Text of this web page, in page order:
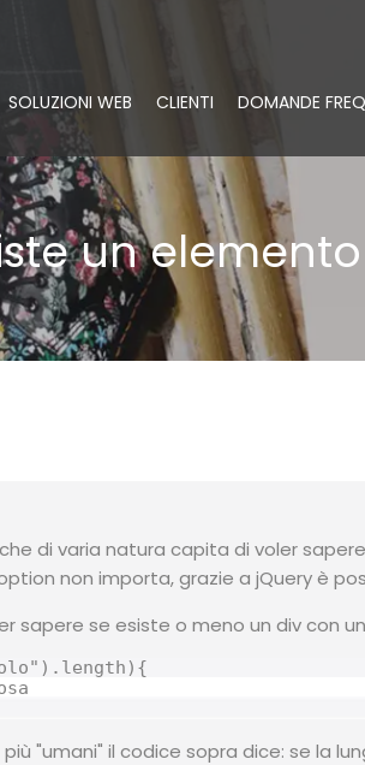
SOLUZIONI WEB CLIENTI DOMANDE
un
di varia natura capita di voler
non importa, grazie a jQuery è
sapere se esiste o meno un div con
"umani" il codice sopra dice: se la